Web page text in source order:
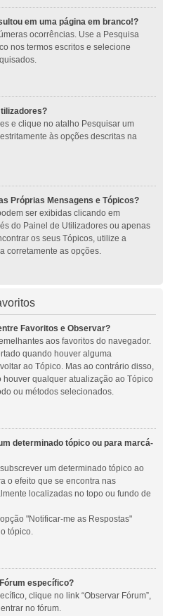
em uma página em branco!?
ocorrências. Use a Pesquisa
nos termos escritos e selecione
e clique no atalho Pesquisar um
às opções descritas na
Próprias Mensagens e Tópicos?
ser exibidas clicando em
do Painel de Utilizadores ou apenas
os seus Tópicos, utilize a
corretamente as opções.
Favoritos e Observar?
aos favoritos do navegador.
quando houver alguma
ao Tópico. Mas ao contrário disso,
qualquer atualização ao Tópico
ou métodos selecionados.
determinado tópico ou para marcá-
um determinado tópico ao
o efeito que se encontra nas
localizadas no topo ou fundo de
"Notificar-me as Respostas"
tópico.
específico?
clique no link “Observar Fórum”,
no fórum.